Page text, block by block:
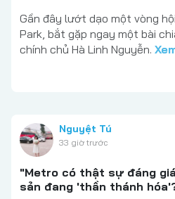
Gần đây lướt dạo một vòng
Park, bắt gặp ngay một bài
chính chủ Hà Linh Nguyễn.
Nguyệt Tú
33 giờ trước
"Metro có thật sự đáng
sản đang 'thần thánh